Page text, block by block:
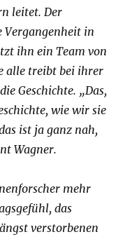
leitet. Der
Vergangenheit in
ihn ein Team von
alle treibt bei ihrer
Geschichte. „Das,
wie wir sie
ist ja ganz nah,
Wagner.
mehr
das
verstorbenen